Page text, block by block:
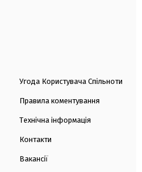
Угода Користувача Спільноти
Правила коментування
Технічна інформація
Контакти
Вакансії